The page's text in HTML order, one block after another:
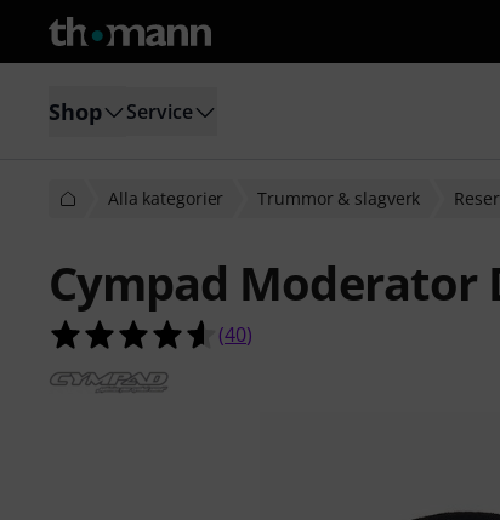
Shop Service
Alla kategorier Trummor & slagverk
Cympad Moderator
4.6 av 5 stjärnor från 40
(40)